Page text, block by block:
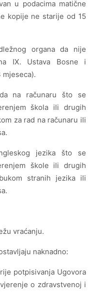
u podacima matične
kopije ne starije od 15
organa da nije
IX. Ustava Bosne i
na računaru što se
škola ili drugih
za rad na računaru ili
jezika što se
škole ili drugih
stranih jezika ili
vraćanju.
naknadno:
potpisivanja Ugovora
o zdravstvenoj i